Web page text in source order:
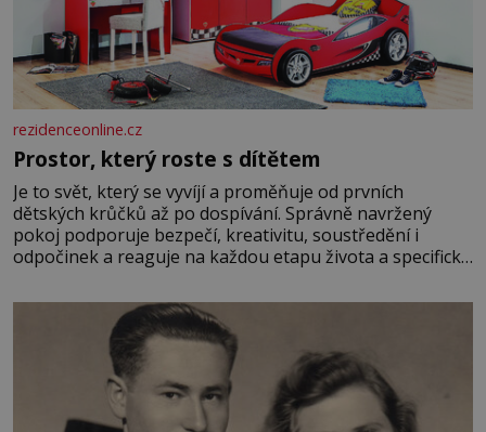
rezidenceonline.cz
Prostor, který roste s dítětem
Je to svět, který se vyvíjí a proměňuje od prvních
dětských krůčků až po dospívání. Správně navržený
pokoj podporuje bezpečí, kreativitu, soustředění i
odpočinek a reaguje na každou etapu života a specifické
měkkost a bezpečí, proto by pokoj miminka měl působit
především klidně a útulně. Předškolní věk je